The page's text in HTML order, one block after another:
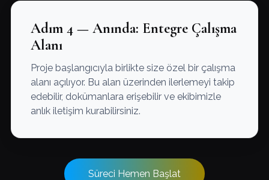
Adım 4 — Anında: Entegre Çalışma
Alanı
Proje başlangıcıyla birlikte size özel bir çalışma
alanı açılıyor. Bu alan üzerinden ilerlemeyi takip
edebilir, dokümanlara erişebilir ve ekibimizle
anlık iletişim kurabilirsiniz.
Süreci Hemen Başlat